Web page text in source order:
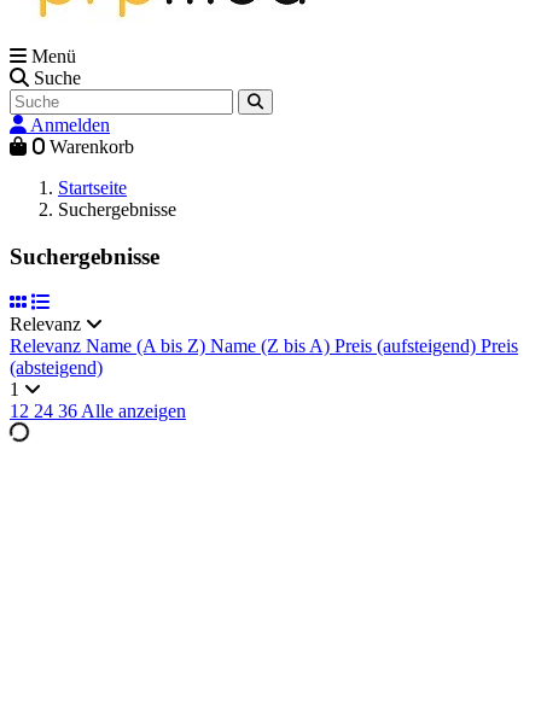
Menü
Suche
Anmelden
0 Warenkorb
Startseite
Suchergebnisse
Suchergebnisse
Relevanz
Relevanz Name (A bis Z) Name (Z bis A) Preis (aufsteigend) Preis
(absteigend)
1
12 24 36Alle anzeigen